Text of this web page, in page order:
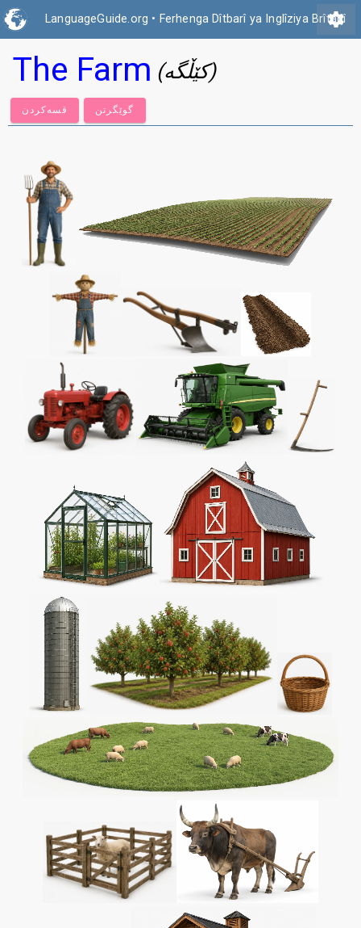
LanguageGuide.org • Ferhenga Dîtbarî ya Inglîziya Brîtanî
settings
The Farm (کێڵگە)
قسەكردن گوێگرتن